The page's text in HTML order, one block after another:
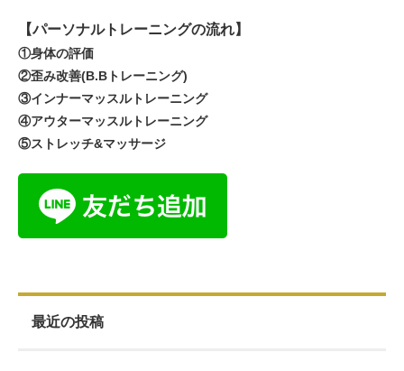
【パーソナルトレーニングの流れ】
①身体の評価
②歪み改善(B.Bトレーニング)
③インナーマッスルトレーニング
④アウターマッスルトレーニング
⑤ストレッチ&マッサージ
最近の投稿